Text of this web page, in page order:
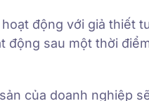
động với giả thiết
động sau một thời
của doanh nghiệp